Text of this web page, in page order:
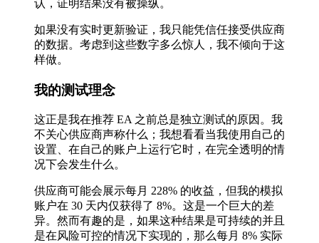
认，证明结果没有被操纵。
如果没有实时更新验证，我只能凭信任接受供应商
的数据。考虑到这些数字多么惊人，我不倾向于这
样做。
我的测试理念
这正是我在推荐 EA 之前总是独立测试的原因。我
不关心供应商声称什么；我想看看当我使用自己的
设置、在自己的账户上运行它时，在完全透明的情
况下会发生什么。
供应商可能会展示每月 228% 的收益，但我的模拟
账户在 30 天内仅获得了 8%。这是一个巨大的差
异。然而有趣的是，如果这种结果是可持续的并且
是在风险可控的情况下实现的，那么每月 8% 实际